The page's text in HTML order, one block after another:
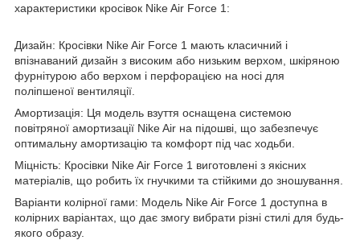
характеристики кросівок Nike Air Force 1:
Дизайн: Кросівки Nike Air Force 1 мають класичний і
впізнаваний дизайн з високим або низьким верхом, шкіряною
фурнітурою або верхом і перфорацією на носі для
поліпшеної вентиляції.
Амортизація: Ця модель взуття оснащена системою
повітряної амортизації Nike Air на підошві, що забезпечує
оптимальну амортизацію та комфорт під час ходьби.
Міцність: Кросівки Nike Air Force 1 виготовлені з якісних
матеріалів, що робить їх гнучкими та стійкими до зношування.
Варіанти колірної гами: Модель Nike Air Force 1 доступна в
колірних варіантах, що дає змогу вибрати різні стилі для будь-
якого образу.